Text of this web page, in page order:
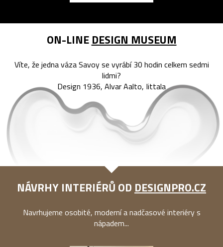
ON-LINE DESIGN MUSEUM
Víte, že jedna váza Savoy se vyrábí 30 hodin celkem sedmi
lidmi?
Design 1936, Alvar Aalto, Iittala
NÁVRHY INTERIÉRŮ OD DESIGNPRO.CZ
Navrhujeme osobité, moderní a nadčasové interiéry s
nápadem...